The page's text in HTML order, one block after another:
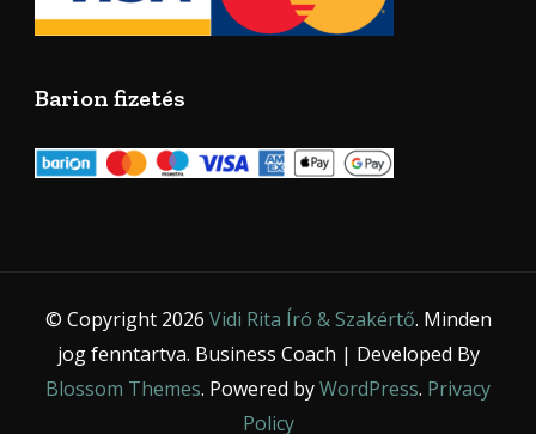
Barion fizetés
© Copyright 2026 Vidi Rita Író & Szakértő. Minden
jog fenntartva. Business Coach | Developed By
Blossom Themes. Powered byWordPress. Privacy
Policy